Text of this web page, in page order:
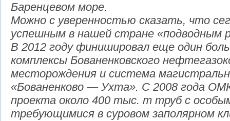
Баренцевом море.
Можно с уверенностью сказать, что
успешным в нашей стране «подводным
В 2012 году финишировал еще один
комплексы Бованенковского
месторождения и система
«Бованенково — Ухта». С 2008 года
проекта около 400 тыс. т труб с
требующимися в суровом заполярном